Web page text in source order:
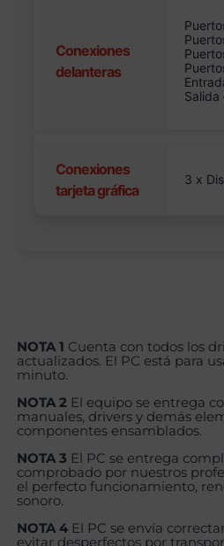
Conexiones
delanteras
Salida
Conexiones
tarjeta gráfica
3 x
NOTA 1 Cuenta con todos los
actualizados. El PC está para
minuto.
NOTA 2 El equipo se entrega
manuales, drivers y demás
componentes ensamblados.
NOTA 3 El PC se entrega
comprobado por nuestros
el perfecto funcionamiento,
sonoro.
NOTA 4 El PC se envía
evitar desperfectos por